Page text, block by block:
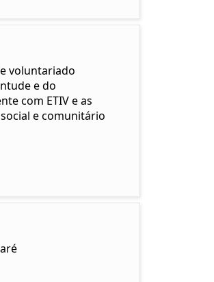
voluntariado
e do
com ETIV e as
e comunitário